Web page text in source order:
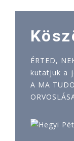
ÉRTED,
kutatjuk a
A MA